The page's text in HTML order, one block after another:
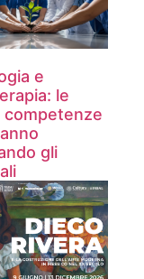
e
le
competenze
gli